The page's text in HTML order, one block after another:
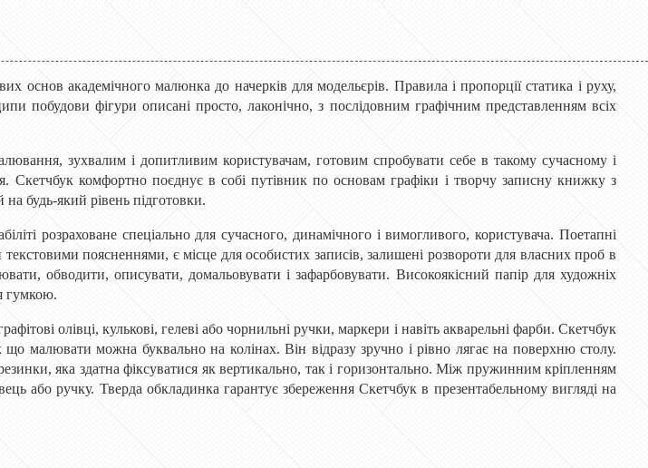
основ академічного малюнка до начерків для модельєрів. Правила і пропорції статика і руху,
побудови фігури описані просто, лаконічно, з послідовним графічним представленням всіх
зухвалим і допитливим користувачам, готовим спробувати себе в такому сучасному і
Скетчбук комфортно поєднує в собі путівник по основам графіки і творчу записну книжку з
будь-який рівень підготовки.
розраховане спеціально для сучасного, динамічного і вимогливого, користувача. Поетапні
поясненнями, є місце для особистих записів, залишені розвороти для власних проб в
обводити, описувати, домальовувати і зафарбовувати. Високоякісний папір для художніх
гумкою.
олівці, кулькові, гелеві або чорнильні ручки, маркери і навіть акварельні фарби. Скетчбук
що малювати можна буквально на колінах. Він відразу зручно і рівно лягає на поверхню столу.
яка здатна фіксуватися як вертикально, так і горизонтально. Між пружинним кріпленням
або ручку. Тверда обкладинка гарантує збереження Скетчбук в презентабельному вигляді на